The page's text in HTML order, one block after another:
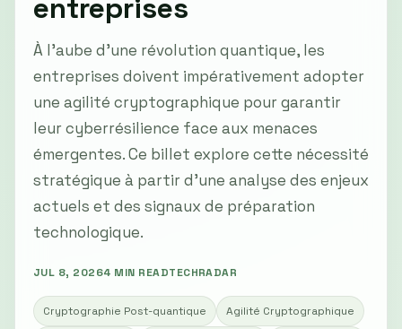
entreprises
À l’aube d’une révolution quantique, les
entreprises doivent impérativement adopter
une agilité cryptographique pour garantir
leur cyberrésilience face aux menaces
émergentes. Ce billet explore cette nécessité
stratégique à partir d’une analyse des enjeux
actuels et des signaux de préparation
technologique.
JUL 8, 20264 MIN READTECHRADAR
Cryptographie Post-quantique Agilité Cryptographique